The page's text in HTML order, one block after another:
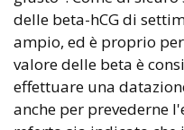
delle beta-hCG di
ampio, ed è proprio
valore delle beta è
effettuare una
anche per prevederne